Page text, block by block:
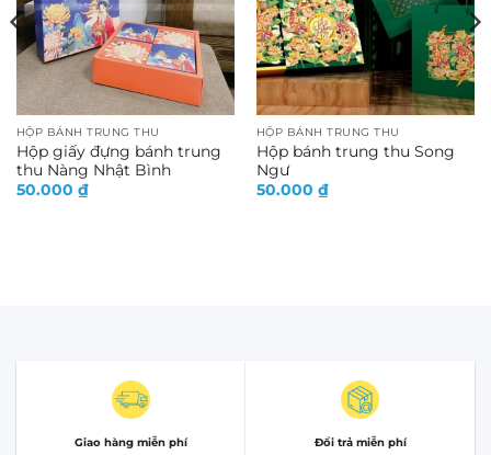
HỘP BÁNH TRUNG THU
Hộp giấy đựng bánh trung
thu Nàng Nhật Bình
50.000 ₫
HỘP BÁNH TRUNG THU
Hộp bánh trung thu Song
Ngư
50.000 ₫
Giao hàng miễn phí
Đổi trả miễn phí